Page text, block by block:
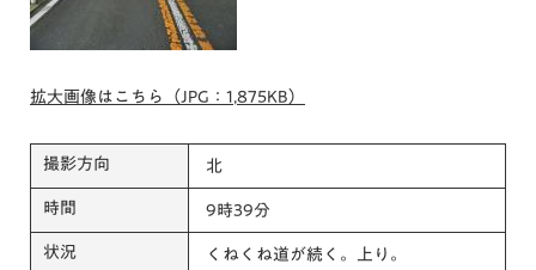
拡大画像はこちら（JPG：1,875KB）
撮影方向 北
時間 9時39分
状況 くねくね道が続く。上り。